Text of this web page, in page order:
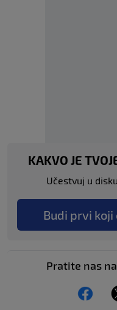
KAKVO JE
Učestvuj u
Budi prvi
Pratite nas